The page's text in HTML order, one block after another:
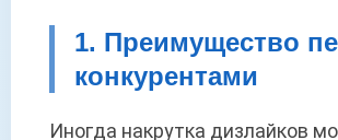
1. Преимущество
конкурентами
Иногда накрутка дизлайков